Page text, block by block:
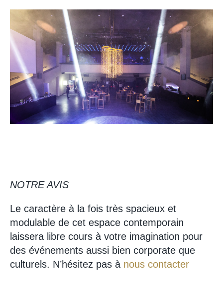
NOTRE AVIS
Le caractère à la fois très spacieux et
modulable de cet espace contemporain
laissera libre cours à votre imagination pour
des événements aussi bien corporate que
culturels. N’hésitez pas à nous contacter